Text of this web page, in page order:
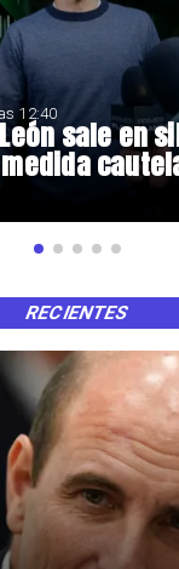
sale en
12:40
RECIENTES